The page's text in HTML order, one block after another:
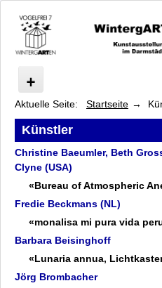
Vogelfrei
Programm
Symposium
Künstler
Baeumler bis Gruner
Studentenprojekte
Archiv
Datenschutz
Impressum
Aktuelle Seite: Startseite
Künstler
Christine Baeumler, Beth
Clyne (USA)
«Bureau of Atmospheric
Fredie Beckmans (NL)
«monalisa mi pura vida
Barbara Beisinghoff
«Lunaria annua,
Jörg Brombacher